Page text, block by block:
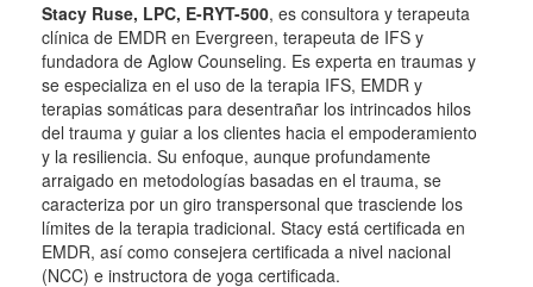
Stacy Ruse, LPC, E-RYT-500, es consultora y terapeuta
clínica de EMDR en Evergreen, terapeuta de IFS y
fundadora de Aglow Counseling. Es experta en traumas y
se especializa en el uso de la terapia IFS, EMDR y
terapias somáticas para desentrañar los intrincados hilos
del trauma y guiar a los clientes hacia el empoderamiento
y la resiliencia. Su enfoque, aunque profundamente
arraigado en metodologías basadas en el trauma, se
caracteriza por un giro transpersonal que trasciende los
límites de la terapia tradicional. Stacy está certificada en
EMDR, así como consejera certificada a nivel nacional
(NCC) e instructora de yoga certificada.